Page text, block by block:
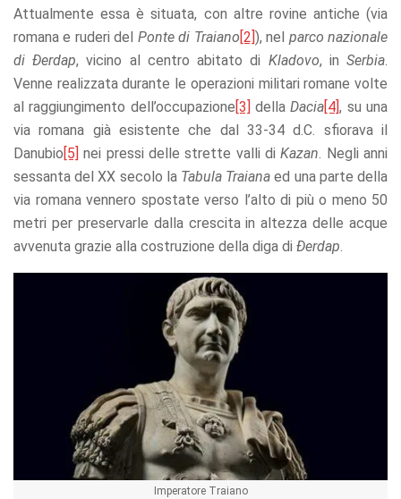
Attualmente essa è situata, con altre rovine antiche (via
romana e ruderi del Ponte di Traiano[2]), nel parco nazionale
di Ðerdap, vicino al centro abitato di Kladovo, inSerbia
Venne realizzata durante le operazioni militari romane volte
al raggiungimento dell’occupazione[3] dellaDacia[4], su una
via romana già esistente che dal 33-34 d.C. sfiorava il
Danubio[5] nei pressi delle strette valli diKazan . Negli anni
sessanta del XX secolo la Tabula Traianaed una parte della
via romana vennero spostate verso l’alto di più o meno 50
metri per preservarle dalla crescita in altezza delle acque
avvenuta grazie alla costruzione della diga di Ðerdap
Imperatore Traiano
Experience
In order for
our website
to perform
possible
during your
visit. If you
refuse these
cookies,
some
functionality
will
disappear
behavior as
you visit our
site, you
increase the